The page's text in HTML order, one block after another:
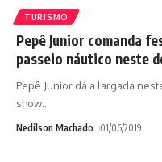
TURISMO
Pepê Junior comanda
passeio náutico neste
Pepê Junior dá a largada
show…
Nedilson Machado 01/06/2019